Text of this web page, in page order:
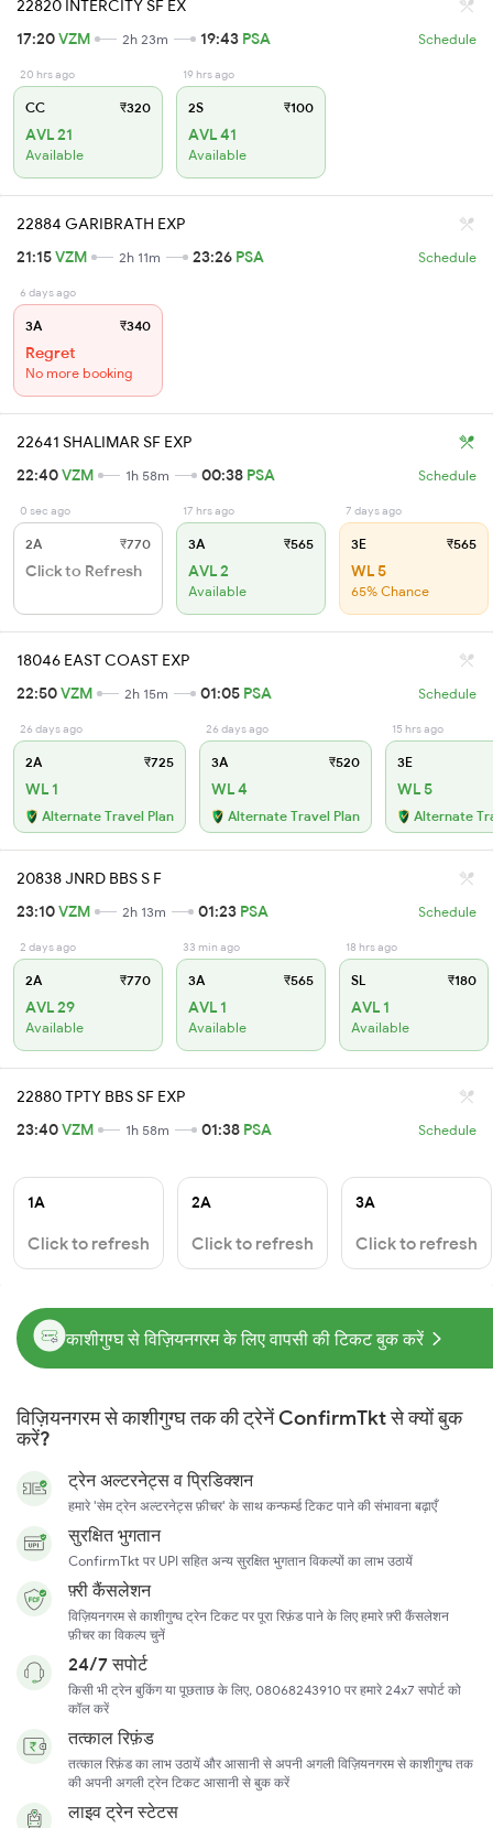
22820 INTERCITY SF EX
17:20VZM 2h 23m 19:43 PSA Schedule
20 hrs ago
CC ₹320
AVL 21
Available
19 hrs ago
2S ₹100
AVL 41
Available
22884 GARIBRATH EXP
21:15VZM 2h 11m 23:26 PSA Schedule
6 days ago
3A ₹340
Regret
No more booking
22641 SHALIMAR SF EXP
22:40VZM 1h 58m 00:38 PSA Schedule
0 sec ago
2A ₹770
Click to Refresh
17 hrs ago
3A ₹565
AVL 2
Available
7 days ago
3E ₹565
WL 5
65% Chance
18046 EAST COAST EXP
22:50VZM 2h 15m 01:05 PSA Schedule
26 days ago
2A ₹725
WL 1
Alternate Travel Plan
26 days ago
3A ₹520
WL 4
Alternate Travel Plan
15 hrs ago
3E
WL 5
Alternate
20838 JNRD BBS S F
23:10VZM 2h 13m 01:23 PSA Schedule
2 days ago
2A ₹770
AVL 29
Available
33 min ago
3A ₹565
AVL 1
Available
18 hrs ago
SL ₹180
AVL 1
Available
22880 TPTY BBS SF EXP
23:40VZM 1h 58m 01:38 PSA Schedule
1A
Click to refresh
2A
Click to refresh
3A
Click to refresh
काशीगुग्घ से विज़ियनगरम के लिए वापसी की टिकट बुक करें
विज़ियनगरम से काशीगुग्घ तक की ट्रेनें ConfirmTkt से क्यों बुक
करें?
ट्रेन अल्टरनेट्स व प्रिडिक्शन
हमारे 'सेम ट्रेन अल्टरनेट्स फ़ीचर' के साथ कन्फर्म्ड टिकट पाने की संभावना बढ़ाएँ
सुरक्षित भुगतान
ConfirmTkt पर UPI सहित अन्य सुरक्षित भुगतान विकल्पों का लाभ उठायें
फ़्री कैंसलेशन
विज़ियनगरम से काशीगुग्घ ट्रेन टिकट पर पूरा रिफ़ंड पाने के लिए हमारे फ़्री कैंसलेशन
फ़ीचर का विकल्प चुनें
24/7 सपोर्ट
किसी भी ट्रेन बुकिंग या पूछताछ के लिए, 08068243910 पर हमारे 24x7 सपोर्ट को
कॉल करें
तत्काल रिफ़ंड
तत्काल रिफ़ंड का लाभ उठायें और आसानी से अपनी अगली विज़ियनगरम से काशीगुग्घ तक
की अपनी अगली ट्रेन टिकट आसानी से बुक करें
लाइव ट्रेन स्टेटस